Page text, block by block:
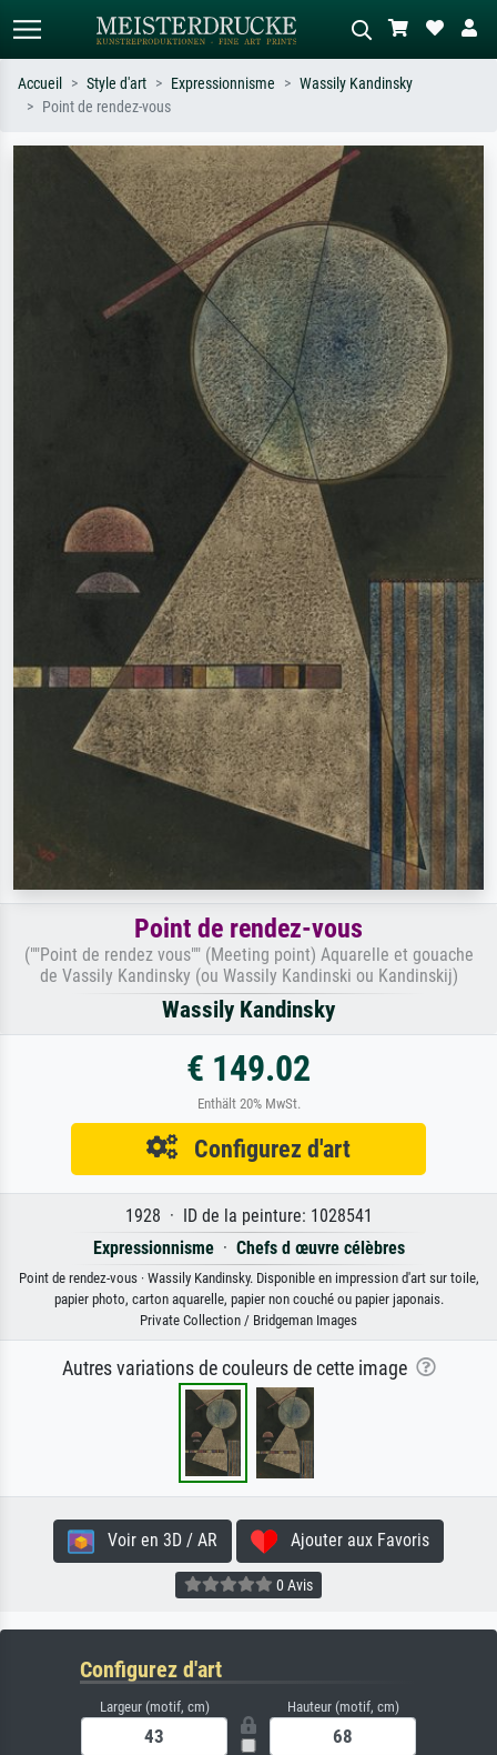
Recherchez par artiste, titre ou style –
ex. Monet, Nuit étoilée,
impressionnisme, vague de Hokusai,
nu.
Décrivez la scène – ex. prairie verte,
abstrait avec beaucoup de rouge,
tableau sombre, nu debout près d'un
arbre.
Accueil Style d'art Expressionnisme
Wassily Kandinsky
Point de rendez-vous
Point de rendez-vous
(""Point de rendez vous"" (Meeting point) Aquarelle et gouache
de Vassily Kandinsky (ou Wassily Kandinski ou Kandinskij)
Wassily Kandinsky
€ 149.02
Enthält 20% MwSt.
Configurez d'art
1928 · ID de la peinture: 1028541
Expressionnisme· Chefs d œuvre célèbres
Point de rendez-vous · Wassily Kandinsky. Disponible en impression d'art sur toile,
papier photo, carton aquarelle, papier non couché ou papier japonais.
Private Collection / Bridgeman Images
Autres variations de couleurs de cette image
Voir en 3D / AR Ajouter aux Favoris
0 Avis
Configurez d'art
Largeur (motif, cm) Hauteur (motif, cm)